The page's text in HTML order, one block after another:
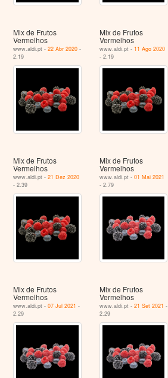
Mix de Frutos
Vermelhos
www.aldi.pt -22 Abr 2020 -
2.19
Mix de Frutos
Vermelhos
www.aldi.pt - 11 Ago 2020
- 2.19
Mix de Frutos
Vermelhos
www.aldi.pt -21 Dez 2020
- 2.39
Mix de Frutos
Vermelhos
www.aldi.pt - 01 Mai 2021
- 2.79
Mix de Frutos
Vermelhos
www.aldi.pt -07 Jul 2021 -
2.29
Mix de Frutos
Vermelhos
www.aldi.pt - 21 Set 2021 -
2.29